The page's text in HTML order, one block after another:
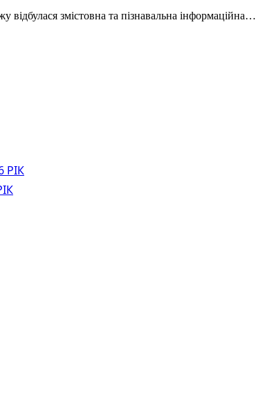
відбулася змістовна та пізнавальна інформаційна…